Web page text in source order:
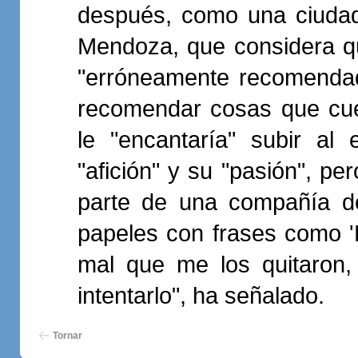
después, como una
Mendoza, que considera
"erróneamente
recomendar cosas que
le "encantaría" subir al
"afición" y su "pasión",
parte de una compañía
papeles con frases como
mal que me los
intentarlo", ha señalado.
Tornar